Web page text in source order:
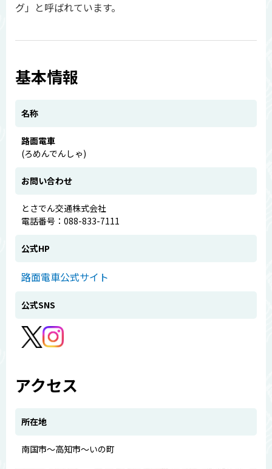
グ」と呼ばれています。
基本情報
名称
路面電車
(ろめんでんしゃ)
お問い合わせ
とさでん交通株式会社
電話番号：088-833-7111
公式HP
路面電車公式サイト
公式SNS
アクセス
所在地
南国市～高知市～いの町